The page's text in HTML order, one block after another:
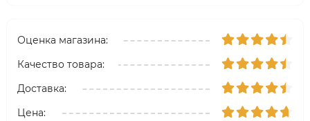
Оценка магазина:
Качество товара:
Доставка:
Цена: